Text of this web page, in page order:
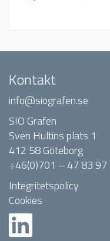
Kontakt
info@siografen.se
SIO Grafen
Sven Hultins plats 1
412 58 Göteborg
+46(0)701 – 47 83 97
Integritetspolicy
Cookies